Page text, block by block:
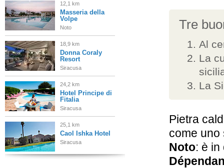
Tre
Al
La
La
Pietra
come
Noto: è
12,1 km
Masseria della
Volpe
Noto
18,9 km
Donna Coraly
Resort
Siracusa
24,2 km
Hotel Principe di
Fitalia
Siracusa
25,1 km
Caol Ishka Hotel
Siracusa